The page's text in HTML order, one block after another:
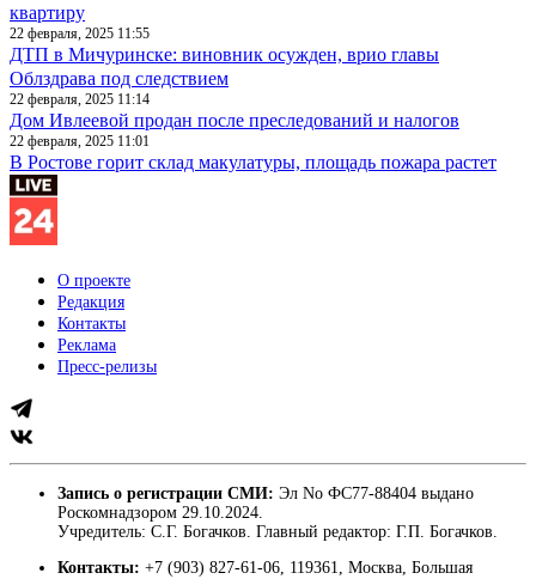
квартиру
22 февраля, 2025 11:55
ДТП в Мичуринске: виновник осужден, врио главы
Облздрава под следствием
22 февраля, 2025 11:14
Дом Ивлеевой продан после преследований и налогов
22 февраля, 2025 11:01
В Ростове горит склад макулатуры, площадь пожара растет
О проекте
Редакция
Контакты
Реклама
Пресс-релизы
Запись о регистрации СМИ: Эл No ФС77-88404 выдано
Роскомнадзором 29.10.2024.
Учредитель: С.Г. Богачков. Главный редактор: Г.П. Богачков.
Контакты: +7 (903) 827-61-06, 119361, Москва, Большая